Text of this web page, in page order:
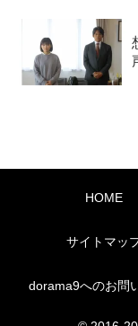
HOME
サイトマッ
dorama9へのお問